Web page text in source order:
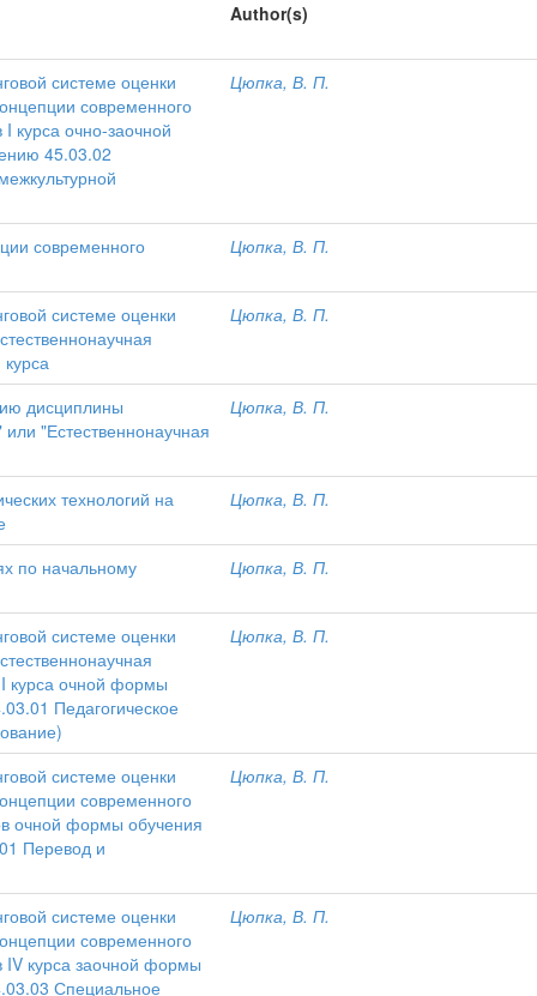
Author(s)
системе оценки
современного
I курса очно-заочной
45.03.02
Цюпка, В. П.
современного Цюпка, В. П.
системе оценки
Цюпка, В. П.
дисциплины
"Естественнонаучная
Цюпка, В. П.
технологий на
Цюпка, В. П.
по начальному Цюпка, В. П.
системе оценки
курса очной формы
Педагогическое
Цюпка, В. П.
системе оценки
современного
очной формы обучения
Перевод и
Цюпка, В. П.
системе оценки
современного
IV курса заочной формы
Специальное
Цюпка, В. П.